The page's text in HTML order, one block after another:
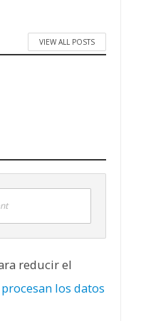
VIEW ALL POSTS
reducir el
los datos